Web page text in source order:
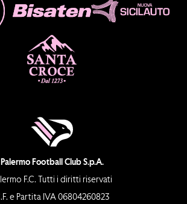
Palermo Football Club S.p.A.
F.C. Tutti i diritti riservati
e Partita IVA 06804260823